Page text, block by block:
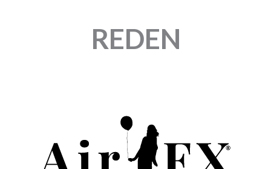
REDEN